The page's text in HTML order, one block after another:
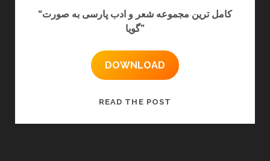
“کامل ترین مجموعه شعر و ادب پارسی به صورت
گویا”
DOWNLOAD
READ THE POST